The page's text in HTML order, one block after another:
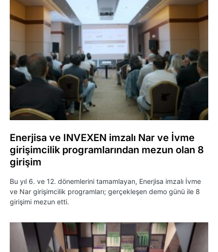
Enerjisa ve INVEXEN imzalı Nar ve İvme
girişimcilik programlarından mezun olan 8
girişim
Bu yıl 6. ve 12. dönemlerini tamamlayan, Enerjisa imzalı İvme
ve Nar girişimcilik programları; gerçekleşen demo günü ile 8
girişimi mezun etti.